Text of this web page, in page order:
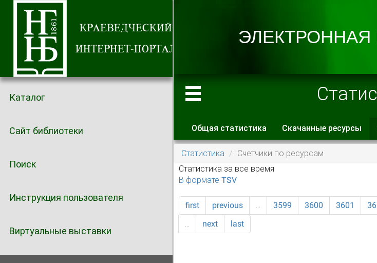
Каталог
Сайт библиотеки
Поиск
Инструкция пользователя
Виртуальные выставки
Главные вкладки
Общая статистика Скачанные ресурсы
Статистика
Счетчики по ресурсам
Статистика за все время
В формате TSV
first previous … 3599 3600 3601
…
next last